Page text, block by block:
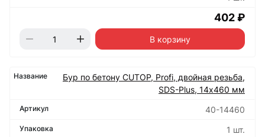
402 ₽
В корзину
Бур по бетону CUTOP, Profi, двойная резьба,
SDS-Plus, 14х460 мм
40-14460
1 шт.